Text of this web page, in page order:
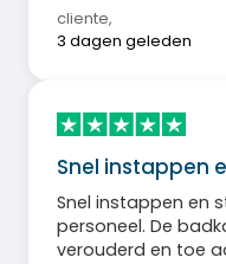
cliente,
3 dagen geleden
Snel instappen
Snel instappen en
personeel. De
verouderd en toe